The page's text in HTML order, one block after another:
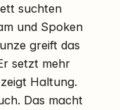
suchten
und Spoken
greift das
setzt mehr
Haltung.
Das macht